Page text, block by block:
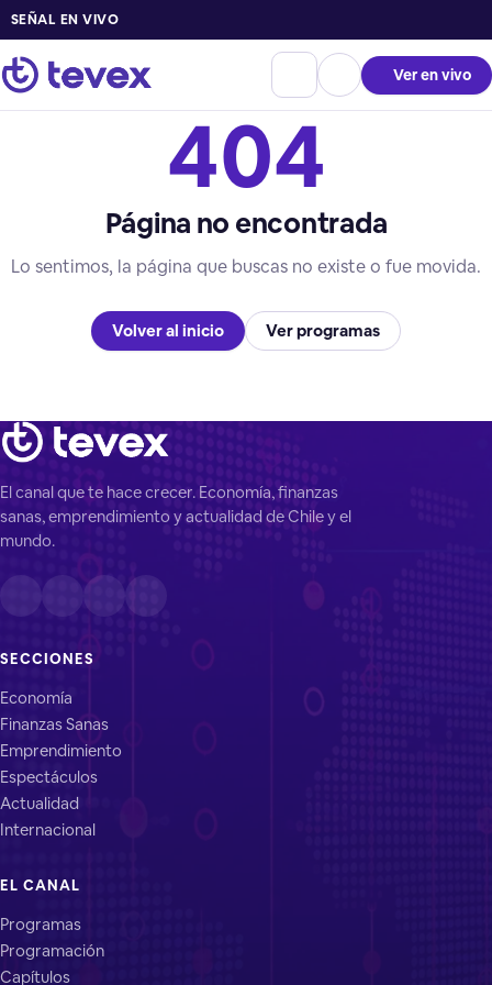
SEÑAL EN VIVO
Ver en vivo
404
Página no encontrada
Lo sentimos, la página que buscas no existe o fue movida.
Volver al inicio Ver programas
El canal que te hace crecer. Economía, finanzas
sanas, emprendimiento y actualidad de Chile y el
mundo.
SECCIONES
Economía
Finanzas Sanas
Emprendimiento
Espectáculos
Actualidad
Internacional
EL CANAL
Programas
Programación
Capítulos